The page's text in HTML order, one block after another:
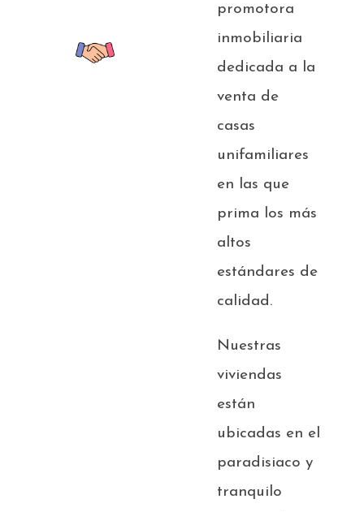
promotora
inmobiliaria
dedicada a la
venta de
casas
unifamiliares
en las que
prima los más
altos
estándares de
calidad.
Nuestras
viviendas
están
ubicadas en el
paradisiaco y
tranquilo